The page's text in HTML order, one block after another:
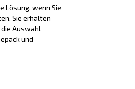
Lösung, wenn Sie
Sie erhalten
Auswahl
und